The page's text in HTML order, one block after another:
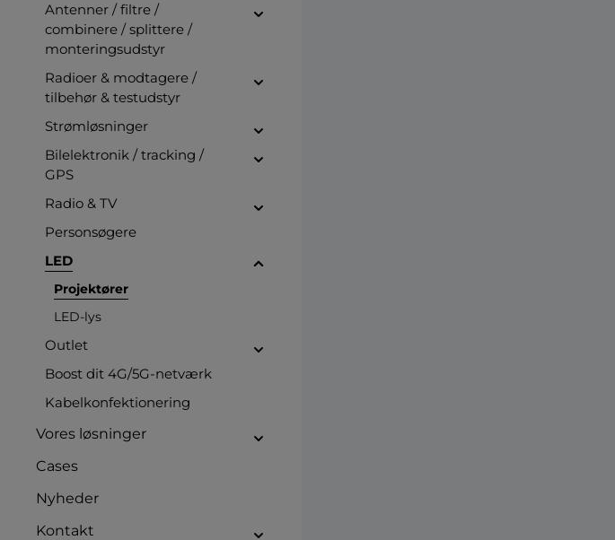
Antenner / filtre /
combinere / splittere /
monteringsudstyr
Radioer & modtagere /
tilbehør & testudstyr
Strømløsninger
Bilelektronik / tracking /
GPS
Radio & TV
Personsøgere
LED
Projektører
LED-lys
Outlet
Boost dit 4G/5G-netværk
Kabelkonfektionering
Vores løsninger
Cases
Nyheder
Kontakt